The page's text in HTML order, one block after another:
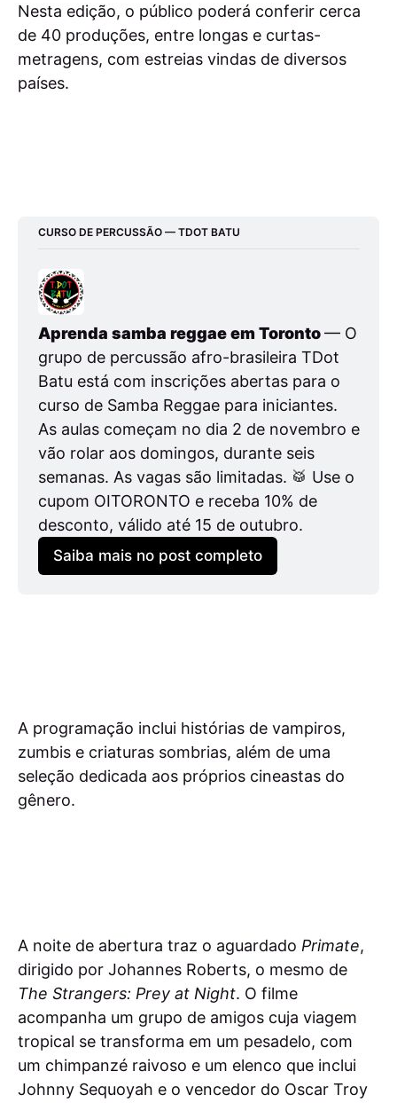
Nesta edição, o público poderá conferir cerca
de 40 produções, entre longas e curtas-
metragens, com estreias vindas de diversos
países.
CURSO DE PERCUSSÃO — TDOT BATU
Aprenda samba reggae em Toronto — O
grupo de percussão afro-brasileira TDot
Batu está com inscrições abertas para o
curso de Samba Reggae para iniciantes.
As aulas começam no dia 2 de novembro e
vão rolar aos domingos, durante seis
semanas. As vagas são limitadas. 🥁 Use o
cupom OITORONTO e receba 10% de
desconto, válido até 15 de outubro.
Saiba mais no post completo
A programação inclui histórias de vampiros,
zumbis e criaturas sombrias, além de uma
seleção dedicada aos próprios cineastas do
gênero.
A noite de abertura traz o aguardado Primate,
dirigido por Johannes Roberts, o mesmo de
The Strangers: Prey at Night. O filme
acompanha um grupo de amigos cuja viagem
tropical se transforma em um pesadelo, com
um chimpanzé raivoso e um elenco que inclui
Johnny Sequoyah e o vencedor do Oscar Troy